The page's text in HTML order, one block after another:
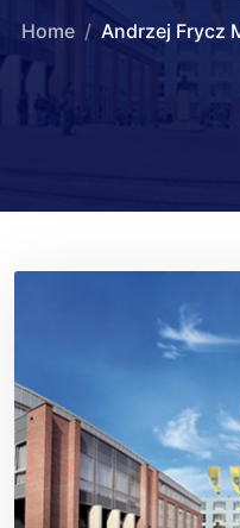
Home Andrzej Frycz